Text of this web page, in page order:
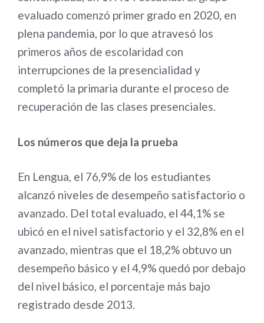
evaluado comenzó primer grado en 2020, en
plena pandemia, por lo que atravesó los
primeros años de escolaridad con
interrupciones de la presencialidad y
completó la primaria durante el proceso de
recuperación de las clases presenciales.
Los números que deja la prueba
En Lengua, el 76,9% de los estudiantes
alcanzó niveles de desempeño satisfactorio o
avanzado. Del total evaluado, el 44,1% se
ubicó en el nivel satisfactorio y el 32,8% en el
avanzado, mientras que el 18,2% obtuvo un
desempeño básico y el 4,9% quedó por debajo
del nivel básico, el porcentaje más bajo
registrado desde 2013.